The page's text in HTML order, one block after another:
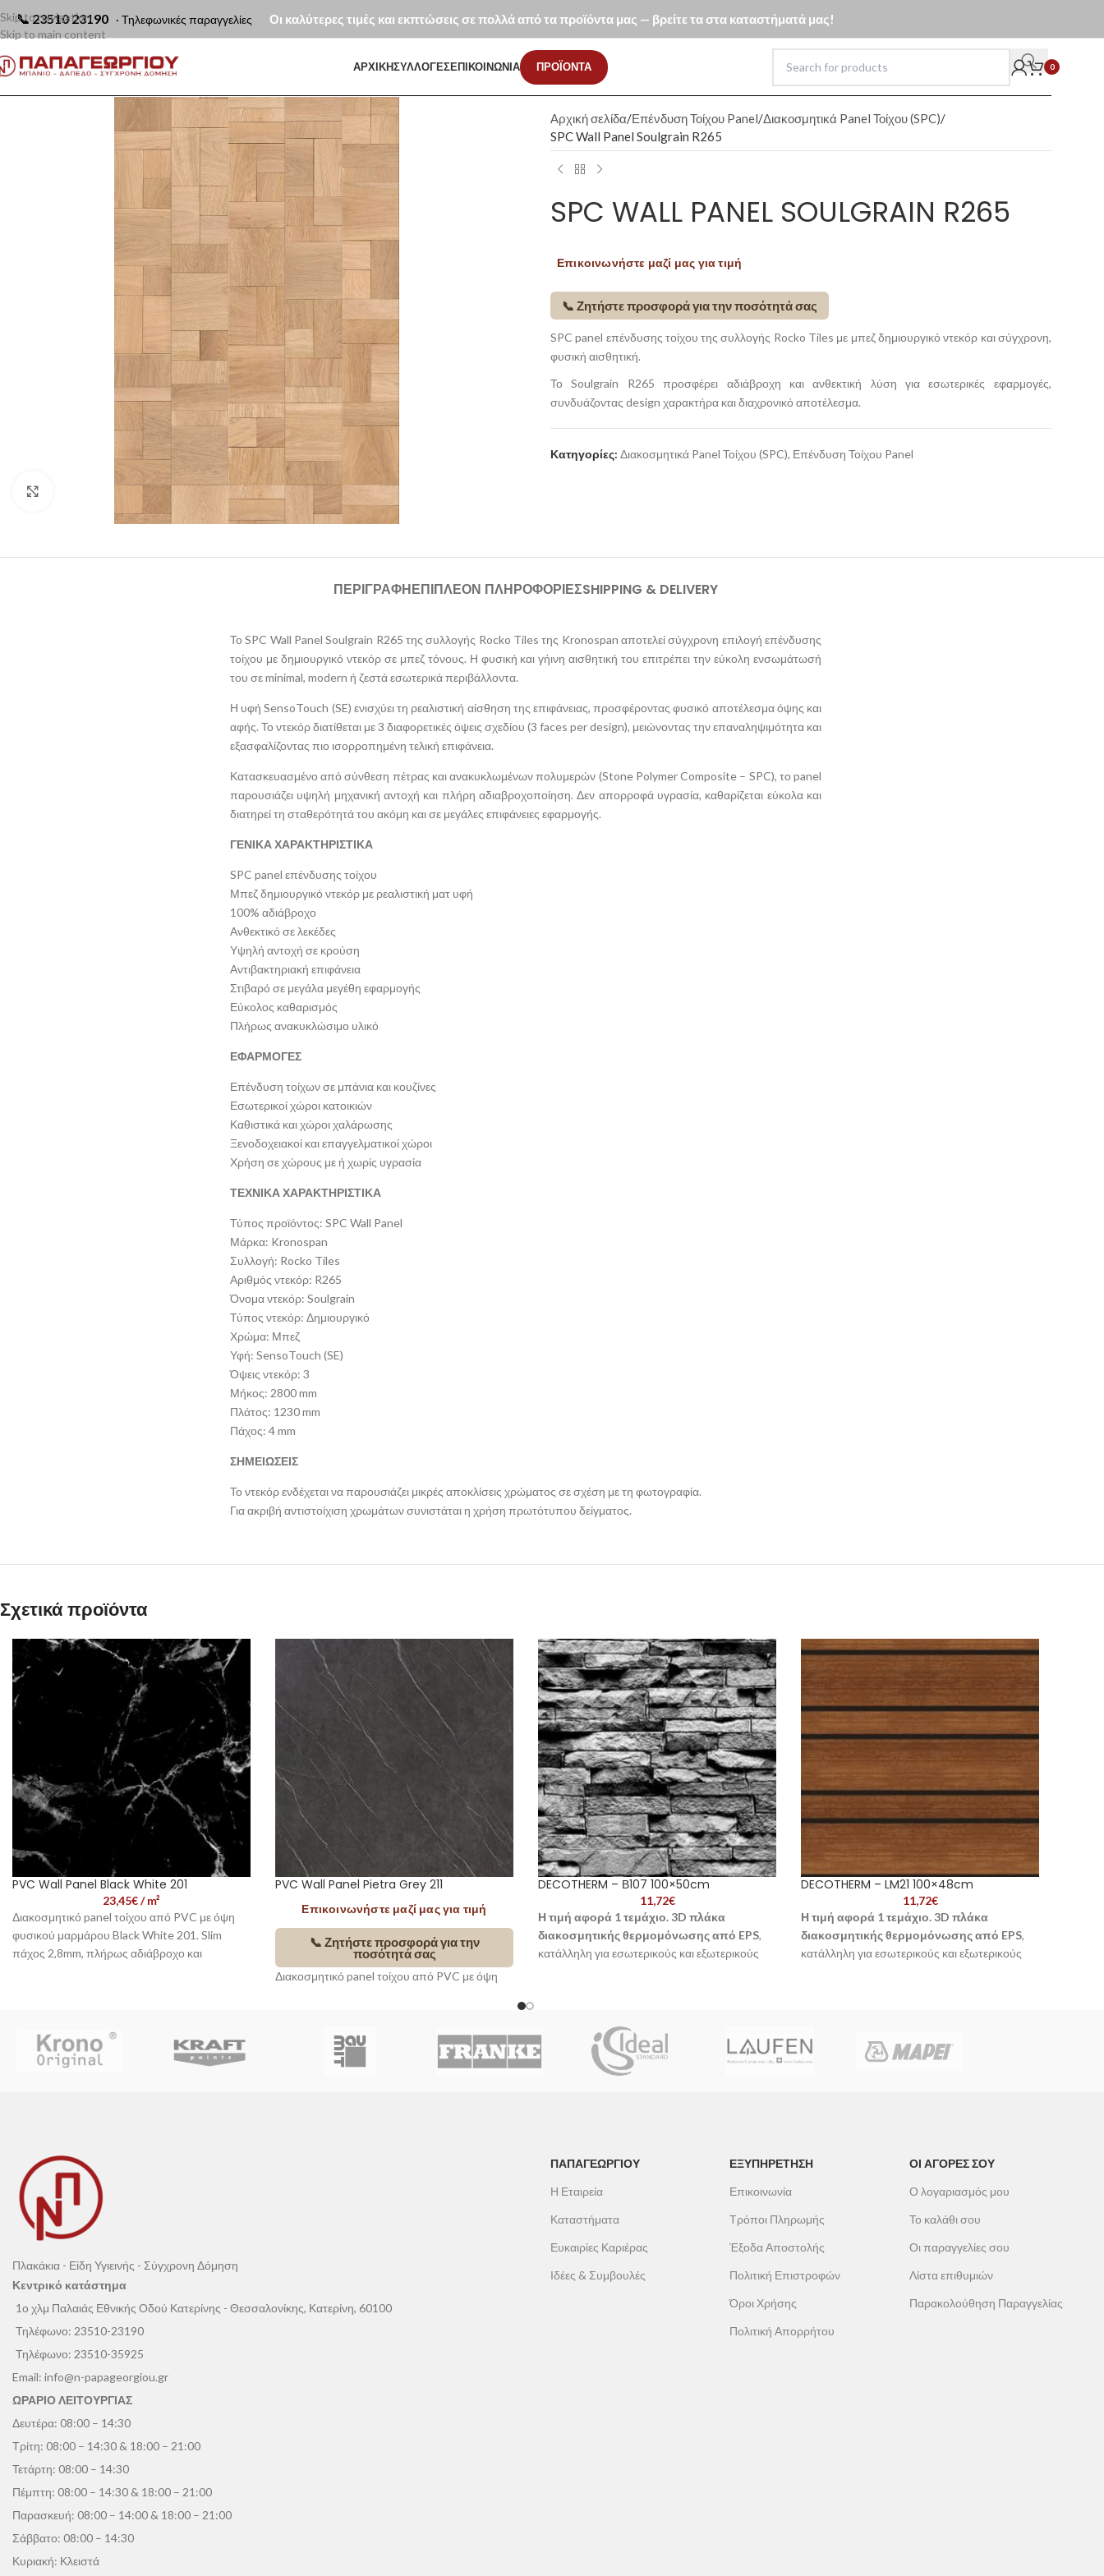
📞 23510 23190 · Τηλεφωνικές παραγγελίες Οι καλύτερες τιμές και εκπτώσεις σε πολλά από τα προϊόντα μας — βρείτε τα στα καταστήματά μας!
Skip to navigation
Skip to main content
ΑΡΧΙΚΗΣΥΛΛΟΓΕΣΕΠΙΚΟΙΝΩΝΙΑ ΠΡΟΪΟΝΤΑ 0
Αρχική σελίδα Επένδυση Τοίχου Panel Διακοσμητικά Panel Τοίχου (SPC)
SPC Wall Panel Soulgrain R265
SPC WALL PANEL SOULGRAIN R265
Επικοινωνήστε μαζί μας για τιμή
📞 Ζητήστε προσφορά για την ποσότητά σας
SPC panel επένδυσης τοίχου της συλλογής Rocko Tiles με μπεζ δημιουργικό ντεκόρ και σύγχρονη,
φυσική αισθητική.
Το Soulgrain R265 προσφέρει αδιάβροχη και ανθεκτική λύση για εσωτερικές εφαρμογές,
συνδυάζοντας design χαρακτήρα και διαχρονικό αποτέλεσμα.
Κατηγορίες: Διακοσμητικά Panel Τοίχου (SPC), Επένδυση Τοίχου Panel
ΠΕΡΙΓΡΑΦΉΕΠΙΠΛΈΟΝ ΠΛΗΡΟΦΟΡΊΕΣSHIPPING & DELIVERY
Το SPC Wall Panel Soulgrain R265 της συλλογής Rocko Tiles της Kronospan αποτελεί σύγχρονη επιλογή επένδυσης
τοίχου με δημιουργικό ντεκόρ σε μπεζ τόνους. Η φυσική και γήινη αισθητική του επιτρέπει την εύκολη ενσωμάτωσή
του σε minimal, modern ή ζεστά εσωτερικά περιβάλλοντα.
Η υφή SensoTouch (SE) ενισχύει τη ρεαλιστική αίσθηση της επιφάνειας, προσφέροντας φυσικό αποτέλεσμα όψης και
αφής. Το ντεκόρ διατίθεται με 3 διαφορετικές όψεις σχεδίου (3 faces per design), μειώνοντας την επαναληψιμότητα και
εξασφαλίζοντας πιο ισορροπημένη τελική επιφάνεια.
Κατασκευασμένο από σύνθεση πέτρας και ανακυκλωμένων πολυμερών (Stone Polymer Composite – SPC), το panel
παρουσιάζει υψηλή μηχανική αντοχή και πλήρη αδιαβροχοποίηση. Δεν απορροφά υγρασία, καθαρίζεται εύκολα και
διατηρεί τη σταθερότητά του ακόμη και σε μεγάλες επιφάνειες εφαρμογής.
ΓΕΝΙΚΑ ΧΑΡΑΚΤΗΡΙΣΤΙΚΑ
SPC panel επένδυσης τοίχου
Μπεζ δημιουργικό ντεκόρ με ρεαλιστική ματ υφή
100% αδιάβροχο
Ανθεκτικό σε λεκέδες
Υψηλή αντοχή σε κρούση
Αντιβακτηριακή επιφάνεια
Στιβαρό σε μεγάλα μεγέθη εφαρμογής
Εύκολος καθαρισμός
Πλήρως ανακυκλώσιμο υλικό
ΕΦΑΡΜΟΓΕΣ
Επένδυση τοίχων σε μπάνια και κουζίνες
Εσωτερικοί χώροι κατοικιών
Καθιστικά και χώροι χαλάρωσης
Ξενοδοχειακοί και επαγγελματικοί χώροι
Χρήση σε χώρους με ή χωρίς υγρασία
ΤΕΧΝΙΚΑ ΧΑΡΑΚΤΗΡΙΣΤΙΚΑ
Τύπος προϊόντος: SPC Wall Panel
Μάρκα: Kronospan
Συλλογή: Rocko Tiles
Αριθμός ντεκόρ: R265
Όνομα ντεκόρ: Soulgrain
Τύπος ντεκόρ: Δημιουργικό
Χρώμα: Μπεζ
Υφή: SensoTouch (SE)
Όψεις ντεκόρ: 3
Μήκος: 2800 mm
Πλάτος: 1230 mm
Πάχος: 4 mm
ΣΗΜΕΙΩΣΕΙΣ
Το ντεκόρ ενδέχεται να παρουσιάζει μικρές αποκλίσεις χρώματος σε σχέση με τη φωτογραφία.
Για ακριβή αντιστοίχιση χρωμάτων συνιστάται η χρήση πρωτότυπου δείγματος.
Σχετικά προϊόντα
PVC Wall Panel Black White 201
23,45€/ m²
Διακοσμητικό panel τοίχου από PVC με όψη
φυσικού μαρμάρου Black White 201. Slim
πάχος 2,8mm, πλήρως αδιάβροχο και
Η τιμή συσκευασίας αντιστοιχεί σε1 φύλλο
panel.
PVC Wall Panel Pietra Grey 211
Επικοινωνήστε μαζί μας για τιμή
📞 Ζητήστε προσφορά για την
ποσότητά σας
Διακοσμητικό panel τοίχου από PVC με όψη
σύγχρονους εσωτερικούς χώρους.
DECOTHERM – Β107 100×50cm
11,72€
Η τιμή αφορά 1 τεμάχιο.3D πλάκα
διακοσμητικής θερμομόνωσης από EPS,
κατάλληλη για εσωτερικούς και εξωτερικούς
DECOTHERM – LM21 100×48cm
11,72€
Η τιμή αφορά 1 τεμάχιο.3D πλάκα
διακοσμητικής θερμομόνωσης από EPS,
κατάλληλη για εσωτερικούς και εξωτερικούς
Πλακάκια - Είδη Υγιεινής - Σύγχρονη Δόμηση
Κεντρικό κατάστημα
1ο χλμ Παλαιάς Εθνικής Οδού Κατερίνης - Θεσσαλονίκης, Κατερίνη, 60100
Τηλέφωνο: 23510-23190
Τηλέφωνο: 23510-35925
Email: info@n-papageorgiou.gr
ΩΡΑΡΙΟ ΛΕΙΤΟΥΡΓΙΑΣ
Δευτέρα: 08:00 – 14:30
Τρίτη: 08:00 – 14:30 & 18:00 – 21:00
Τετάρτη: 08:00 – 14:30
Πέμπτη: 08:00 – 14:30 & 18:00 – 21:00
Παρασκευή: 08:00 – 14:00 & 18:00 – 21:00
Σάββατο: 08:00 – 14:30
Κυριακή: Κλειστά
ΠΑΠΑΓΕΩΡΓΊΟΥ
Η Εταιρεία
Καταστήματα
Ευκαιρίες Καριέρας
Ιδέες & Συμβουλές
ΕΞΥΠΗΡΕΤΗΣΗ
Επικοινωνία
Τρόποι Πληρωμής
Έξοδα Αποστολής
Πολιτική Επιστροφών
Όροι Χρήσης
Πολιτική Απορρήτου
ΟΙ ΑΓΟΡΕΣ ΣΟΥ
Ο λογαριασμός μου
Το καλάθι σου
Οι παραγγελίες σου
Λίστα επιθυμιών
Παρακολούθηση Παραγγελίας